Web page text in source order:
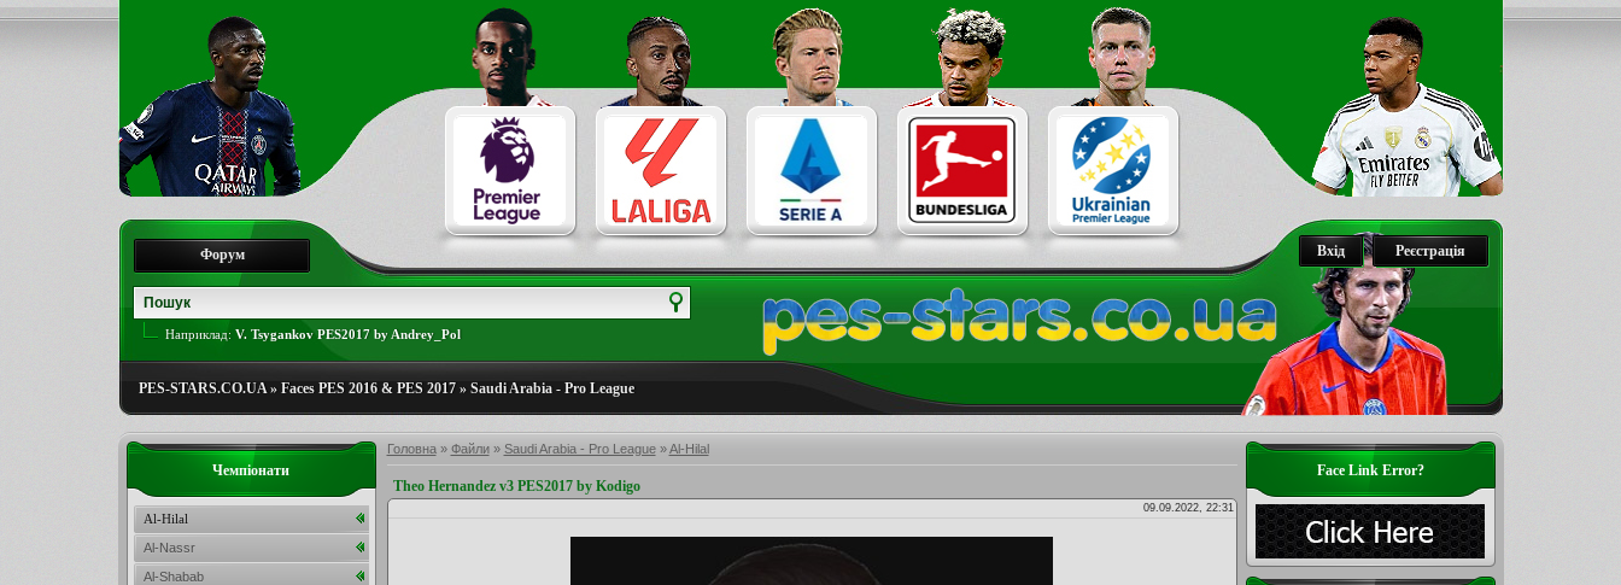
Реєстрація
Вхід
Форум
Наприклад: V. Tsygankov PES2017 by Andrey_Pol
PES-STARS.CO.UA» Faces PES 2016 & PES 2017» Saudi Arabia - Pro League
Головна» Файли» Saudi Arabia - Pro League»Al-Hilal
Theo Hernandez v3 PES2017 by Kodigo
09.09.2022, 22:31
Face Link Error?
Чемпіонати
Al-Hilal
Al-Nassr
Al-Shabab